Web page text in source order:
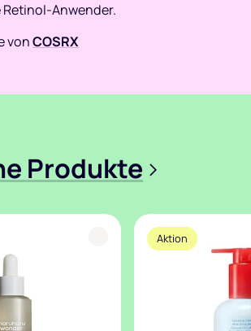
Anwender.
vonCOSRX
Produkte >
Aktion